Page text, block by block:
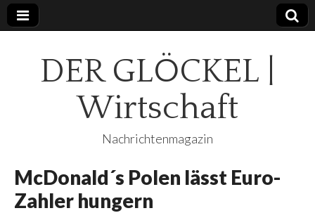
DER GLÖCKEL |
Wirtschaft
Nachrichtenmagazin
McDonald´s Polen lässt Euro-
Zahler hungern